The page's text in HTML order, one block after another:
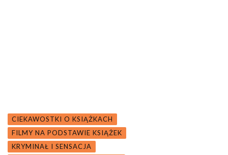
CIEKAWOSTKI O KSIĄŻKACH
FILMY NA PODSTAWIE KSIĄŻEK
KRYMINAŁ I SENSACJA